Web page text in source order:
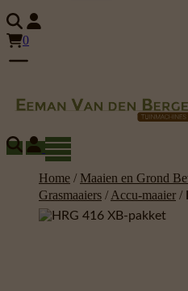
0
Home / Maaien en Grond
Grasmaaiers / Accu-maaier /